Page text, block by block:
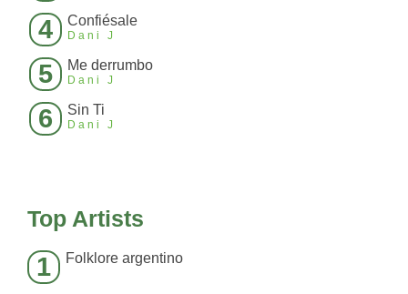
4 Confiésale
Dani J
5 Me derrumbo
Dani J
6 Sin Ti
Dani J
Top Artists
1 Folklore argentino